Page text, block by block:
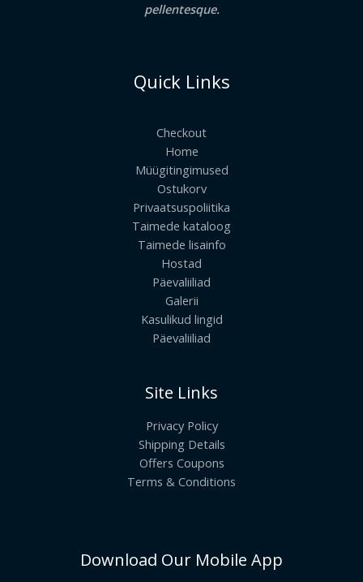
pellentesque.
Quick Links
Checkout
Home
Müügitingimused
Ostukorv
Privaatsuspoliitika
Taimede kataloog
Taimede lisainfo
Hostad
Päevaliiliad
Galerii
Kasulikud lingid
Päevaliiliad
Site Links
Privacy Policy
Shipping Details
Offers Coupons
Terms & Conditions
Download Our Mobile App